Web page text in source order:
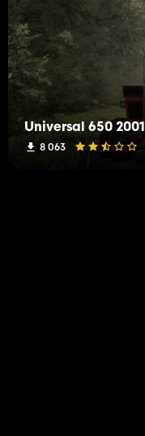
Universal 650 2001
8 063